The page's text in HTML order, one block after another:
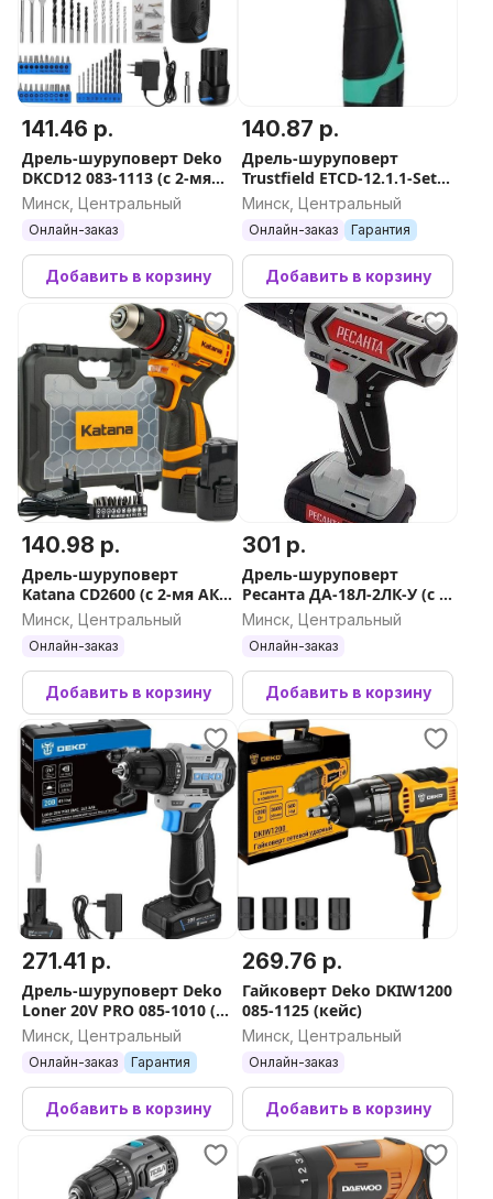
141.46 р.
Дрель-шуруповерт Deko
DKCD12 083-1113 (с 2-мя
АКБ, кейс)
Минск, Центральный
Онлайн-заказ
Добавить в корзину
140.87 р.
Дрель-шуруповерт
Trustfield ETCD-12.1.1-Set
(с 2-мя АКБ, кейс)
Минск, Центральный
Онлайн-заказ Гарантия
Добавить в корзину
140.98 р.
Дрель-шуруповерт
Katana CD2600 (с 2-мя АКБ,
кейс)
Минск, Центральный
Онлайн-заказ
Добавить в корзину
301 р.
Дрель-шуруповерт
Ресанта ДА-18Л-2ЛК-У (с 2-
мя АКБ, кейс)
Минск, Центральный
Онлайн-заказ
Добавить в корзину
271.41 р.
Дрель-шуруповерт Deko
Loner 20V PRO 085-1010 (с
2-мя АКБ, кейс)
Минск, Центральный
Онлайн-заказ Гарантия
Добавить в корзину
269.76 р.
Гайковерт Deko DKIW1200
085-1125 (кейс)
Минск, Центральный
Онлайн-заказ
Добавить в корзину